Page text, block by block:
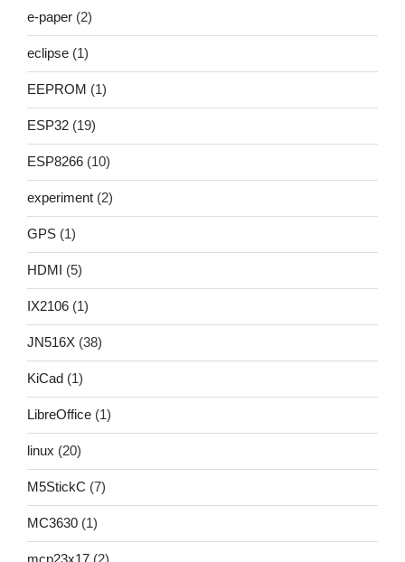
e-paper (2)
eclipse (1)
EEPROM (1)
ESP32 (19)
ESP8266 (10)
experiment (2)
GPS (1)
HDMI (5)
IX2106 (1)
JN516X (38)
KiCad (1)
LibreOffice (1)
linux (20)
M5StickC (7)
MC3630 (1)